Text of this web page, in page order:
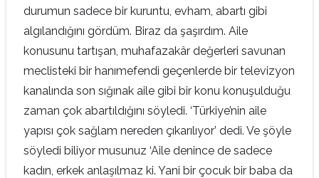
durumun sadece bir kuruntu, evham, abartı gibi
algılandığını gördüm. Biraz da şaşırdım. Aile
konusunu tartışan, muhafazakâr değerleri savunan
meclisteki bir hanımefendi geçenlerde bir televizyon
kanalında son sığınak aile gibi bir konu konuşulduğu
zaman çok abartıldığını söyledi. ‘Türkiye’nin aile
yapısı çok sağlam nereden çıkarılıyor’ dedi. Ve şöyle
söyledi biliyor musunuz ‘Aile denince de sadece
kadın, erkek anlaşılmaz ki. Yani bir çocuk bir baba da